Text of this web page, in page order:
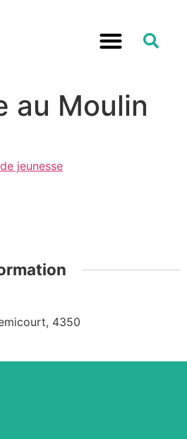
au Moulin
jeunesse
4350